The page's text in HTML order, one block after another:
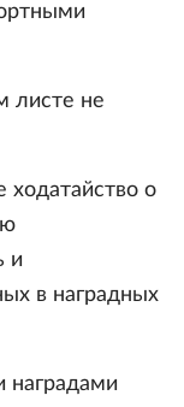
листе не
о
и
в наградных
наградами